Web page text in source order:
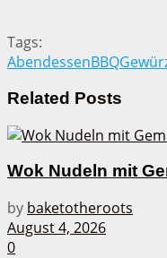
Tags:
AbendessenBBQ
Related Posts
Wok Nudeln mit
by baketotheroots
August 4, 2026
0